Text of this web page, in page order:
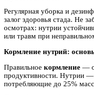
Регулярная уборка и
залог здоровья стада. Не
осмотрах: нутрии
или травм при
Кормление нутрий:
Правильное кормление —
продуктивности. Нутрии —
потребляющие до 25%